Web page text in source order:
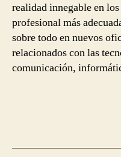
realidad innegable en
profesional más
sobre todo en nuevos
relacionados con las
comunicación,